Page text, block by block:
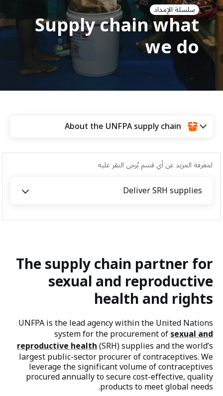
t
o
سلسلة الإمداد
Supply chain what
we do
About the UNFPA supply chain
لمعرفة المزيد عن أي قسم يُرجى النقر عليه
Deliver SRH supplies
The supply chain partner for
sexual and reproductive
health and rights
UNFPA is the lead agency within the United Nations
system for the procurement ofsexual and
reproductive health(SRH) supplies and the world’s
largest public-sector procurer of contraceptives. We
leverage the significant volume of contraceptives
procured annually to secure cost-effective, quality
products to meet global needs.